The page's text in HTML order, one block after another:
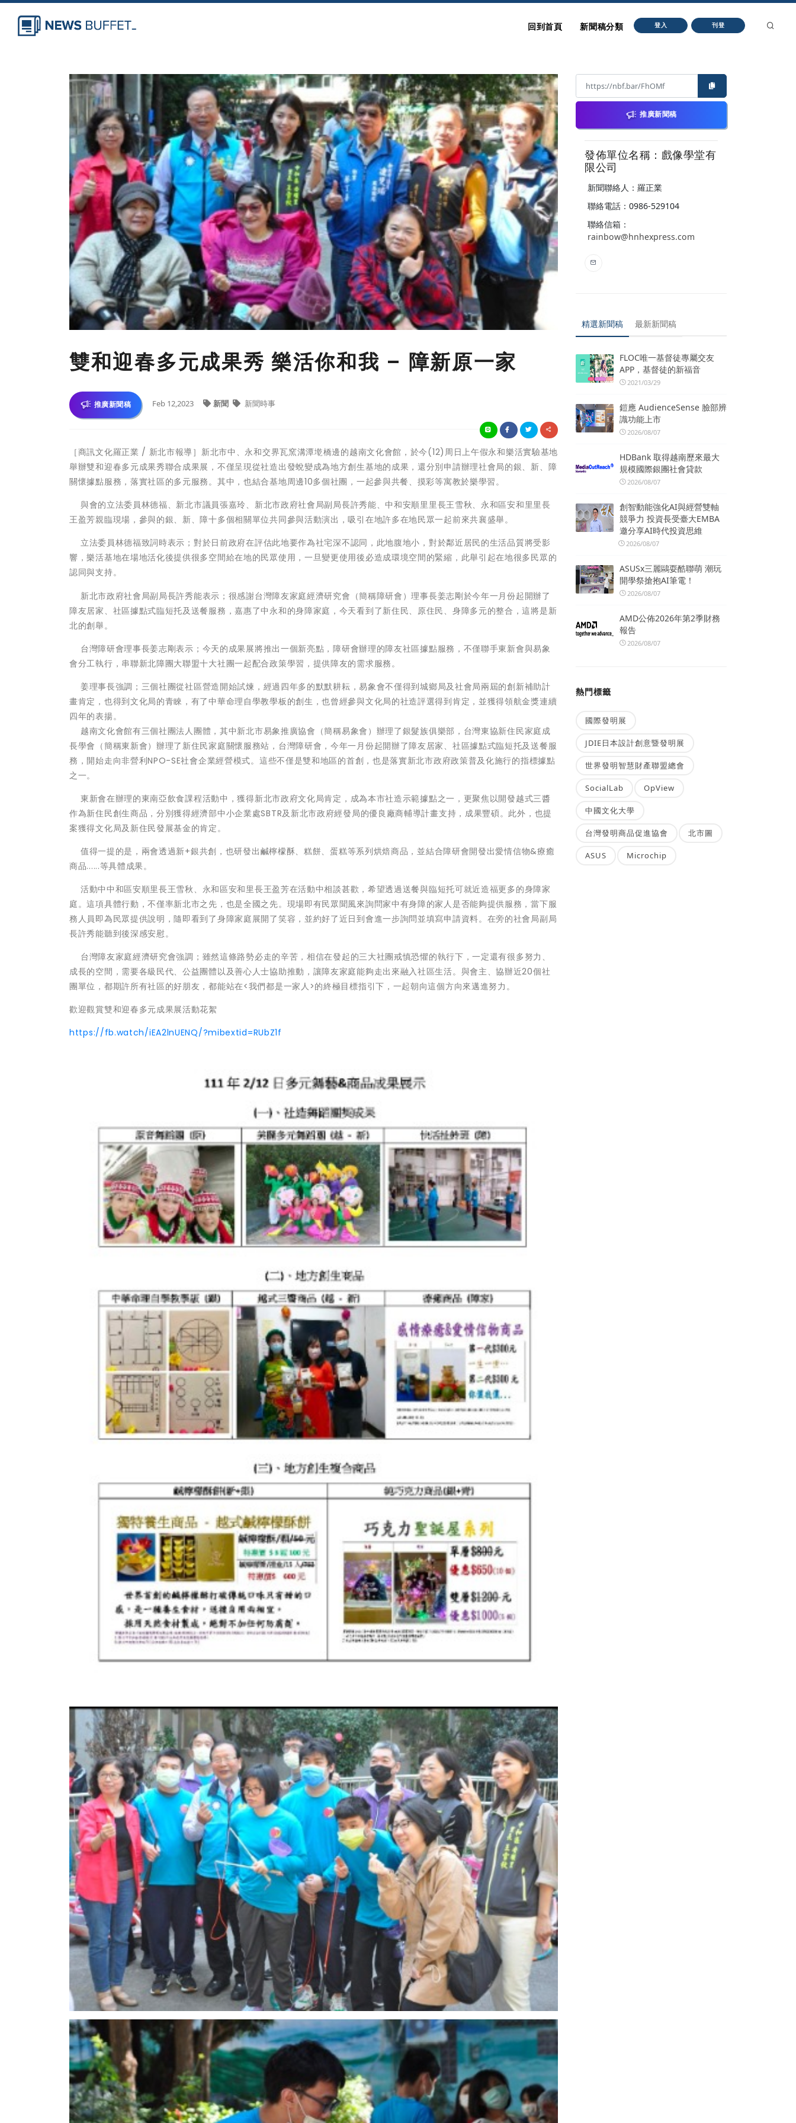
回到首頁 新聞稿分類 登入 刊登
雙和迎春多元成果秀 樂活你和我 – 障新原一家
推廣新聞稿 Feb 12,2023 新聞 新聞時事
［商訊文化羅正業 / 新北市報導］新北市中、永和交界瓦窯溝潭墘橋邊的越南文化會館，於今(12)周日上午假永和樂活實驗基地
舉辦雙和迎春多元成果秀聯合成果展，不僅呈現從社造出發蛻變成為地方創生基地的成果，還分別申請辦理社會局的銀、新、障
關懷據點服務，落實社區的多元服務。其中，也結合基地周邊10多個社團，一起參與共餐、摸彩等寓教於樂學習。
與會的立法委員林德福、新北市議員張嘉玲、新北市政府社會局副局長許秀能、中和安順里里長王雪秋、永和區安和里里長
王盈芳親臨現場，參與的銀、新、障十多個相關單位共同參與活動演出，吸引在地許多在地民眾一起前來共襄盛舉。
立法委員林德福致詞時表示；對於日前政府在評估此地要作為社宅深不認同，此地腹地小，對於鄰近居民的生活品質將受影
響，樂活基地在場地活化後提供很多空間給在地的民眾使用，一旦變更使用後必造成環境空間的緊縮，此舉引起在地很多民眾的
認同與支持。
新北市政府社會局副局長許秀能表示；很感謝台灣障友家庭經濟研究會（簡稱障研會）理事長姜志剛於今年一月份起開辦了
障友居家、社區據點式臨短托及送餐服務，嘉惠了中永和的身障家庭，今天看到了新住民、原住民、身障多元的整合，這將是新
北的創舉。
台灣障研會理事長姜志剛表示；今天的成果展將推出一個新亮點，障研會辦理的障友社區據點服務，不僅聯手東新會與易象
會分工執行，串聯新北障團大聯盟十大社團一起配合政策學習，提供障友的需求服務。
姜理事長強調；三個社團從社區營造開始試煉，經過四年多的默默耕耘，易象會不僅得到城鄉局及社會局兩屆的創新補助計
畫肯定，也得到文化局的青睞，有了中華命理自學教學板的創生，也曾經參與文化局的社造評選得到肯定，並獲得領航金獎連續
四年的表揚。
越南文化會館有三個社團法人團體，其中新北市易象推廣協會（簡稱易象會）辦理了銀髮族俱樂部，台灣東協新住民家庭成
長學會（簡稱東新會）辦理了新住民家庭關懷服務站，台灣障研會，今年一月份起開辦了障友居家、社區據點式臨短托及送餐服
務，開始走向非營利NPO-SE社會企業經營模式。這些不僅是雙和地區的首創，也是落實新北市政府政策普及化施行的指標據點
之一。
東新會在辦理的東南亞飲食課程活動中，獲得新北市政府文化局肯定，成為本市社造示範據點之一，更聚焦以開發越式三醬
作為新住民創生商品，分別獲得經濟部中小企業處SBTR及新北市政府經發局的優良廠商輔導計畫支持，成果豐碩。此外，也提
案獲得文化局及新住民發展基金的肯定。
值得一提的是，兩會透過新+銀共創，也研發出鹹檸檬酥、糕餅、蛋糕等系列烘焙商品，並結合障研會開發出愛情信物&療癒
商品......等具體成果。
活動中中和區安順里長王雪秋、永和區安和里長王盈芳在活動中相談甚歡，希望透過送餐與臨短托可就近造福更多的身障家
庭。這項具體行動，不僅率新北市之先，也是全國之先。現場即有民眾聞風來詢問家中有身障的家人是否能夠提供服務，當下服
務人員即為民眾提供說明，隨即看到了身障家庭展開了笑容，並約好了近日到會進一步詢問並填寫申請資料。在旁的社會局副局
長許秀能聽到後深感安慰。
台灣障友家庭經濟研究會強調；雖然這條路勢必走的辛苦，相信在發起的三大社團戒慎恐懼的執行下，一定還有很多努力、
成長的空間，需要各級民代、公益團體以及善心人士協助推動，讓障友家庭能夠走出來融入社區生活。與會主、協辦近20個社
團單位，都期許所有社區的好朋友，都能站在<我們都是一家人>的終極目標指引下，一起朝向這個方向來邁進努力。
歡迎觀賞雙和迎春多元成果展活動花絮
https://fb.watch/iEA2lnUENQ/?mibextid=RUbZ1f
推廣新聞稿
發佈單位名稱：戲像學堂有
限公司
新聞聯絡人：羅正業
聯絡電話：0986-529104
聯絡信箱：
rainbow@hnhexpress.com
精選新聞稿 最新新聞稿
FLOC唯一基督徒專屬交友
APP，基督徒的新福音
2021/03/29
鎧應 AudienceSense 臉部辨
識功能上市
2026/08/07
HDBank 取得越南歷來最大
規模國際銀團社會貸款
2026/08/07
創智動能強化AI與經營雙軸
競爭力 投資長受臺大EMBA
邀分享AI時代投資思維
2026/08/07
ASUSx三麗鷗耍酷聯萌 潮玩
開學祭搶抱AI筆電！
2026/08/07
AMD公佈2026年第2季財務
報告
2026/08/07
熱門標籤
國際發明展
JDIE日本設計創意暨發明展
世界發明智慧財產聯盟總會
SocialLab OpView
中國文化大學
台灣發明商品促進協會 北市圖
ASUS Microchip